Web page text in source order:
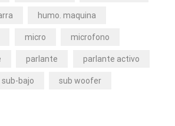
humo. maquina
micro microfono
parlante parlante activo
sub-bajo sub woofer